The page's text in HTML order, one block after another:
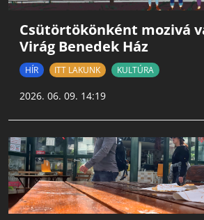
Csütörtökönként mozivá
Virág Benedek Ház
HÍR ITT LAKUNK KULTÚRA
2026. 06. 09. 14:19